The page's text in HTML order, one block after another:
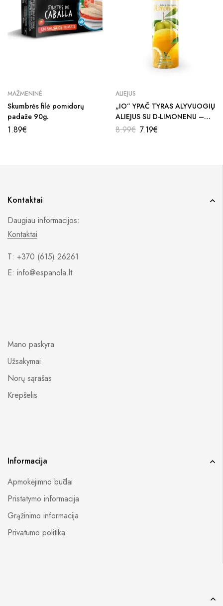
MAŽMENINĖ
Skumbrės filė pomidorų
padaže 90g.
1.89€
ALIEJUS
„IO” YPAČ TYRAS ALYVUOGIŲ
ALIEJUS SU D-LIMONENU –
250 ML
8.99€ 7.19€
Kontaktai
Daugiau informacijos:
Kontaktai
T: +370 (615) 26261
E: info@espanola.lt
Mano paskyra
Užsakymai
Norų sąrašas
Krepšelis
Informacija
Apmokėjimno būdai
Pristatymo informacija
Grąžinimo informacija
Privatumo politika